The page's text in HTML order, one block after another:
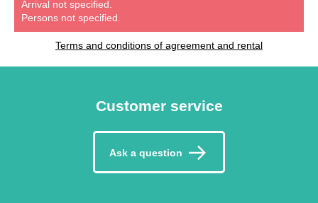
Arrival not specified.
Persons not specified.
Terms and conditions of agreement and rental
Customer service
Ask a question